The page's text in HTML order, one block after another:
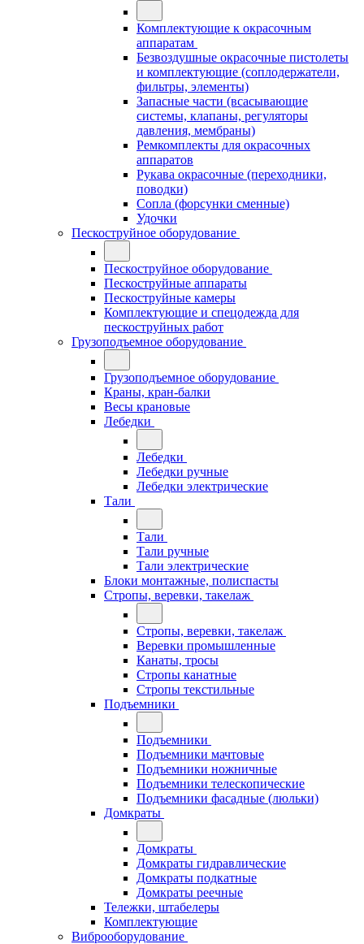
Комплектующие к окрасочным
аппаратам
Безвоздушные окрасочные пистолеты
и комплектующие (соплодержатели,
фильтры, элементы)
Запасные части (всасывающие
системы, клапаны, регуляторы
давления, мембраны)
Ремкомплекты для окрасочных
аппаратов
Рукава окрасочные (переходники,
поводки)
Сопла (форсунки сменные)
Удочки
Пескоструйное оборудование
Пескоструйное оборудование
Пескоструйные аппараты
Пескоструйные камеры
Комплектующие и спецодежда для
пескоструйных работ
Грузоподъемное оборудование
Грузоподъемное оборудование
Краны, кран-балки
Весы крановые
Лебедки
Лебедки
Лебедки ручные
Лебедки электрические
Тали
Тали
Тали ручные
Тали электрические
Блоки монтажные, полиспасты
Стропы, веревки, такелаж
Стропы, веревки, такелаж
Веревки промышленные
Канаты, тросы
Стропы канатные
Стропы текстильные
Подъемники
Подъемники
Подъемники мачтовые
Подъемники ножничные
Подъемники телескопические
Подъемники фасадные (люльки)
Домкраты
Домкраты
Домкраты гидравлические
Домкраты подкатные
Домкраты реечные
Тележки, штабелеры
Комплектующие
Виброоборудование